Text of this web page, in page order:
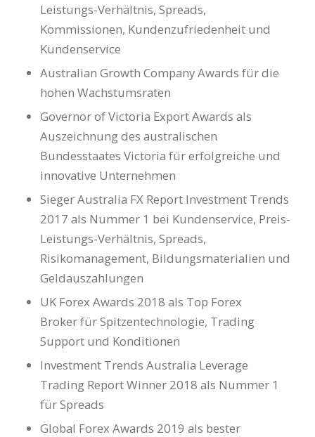
Leistungs-Verhältnis, Spreads,
Kommissionen, Kundenzufriedenheit und
Kundenservice
Australian Growth Company Awards für die
hohen Wachstumsraten
Governor of Victoria Export Awards als
Auszeichnung des australischen
Bundesstaates Victoria für erfolgreiche und
innovative Unternehmen
Sieger Australia FX Report Investment Trends
2017 als Nummer 1 bei Kundenservice, Preis-
Leistungs-Verhältnis, Spreads,
Risikomanagement, Bildungsmaterialien und
Geldauszahlungen
UK Forex Awards 2018 als Top Forex
Broker für Spitzentechnologie, Trading
Support und Konditionen
Investment Trends Australia Leverage
Trading Report Winner 2018 als Nummer 1
für Spreads
Global Forex Awards 2019 als bester